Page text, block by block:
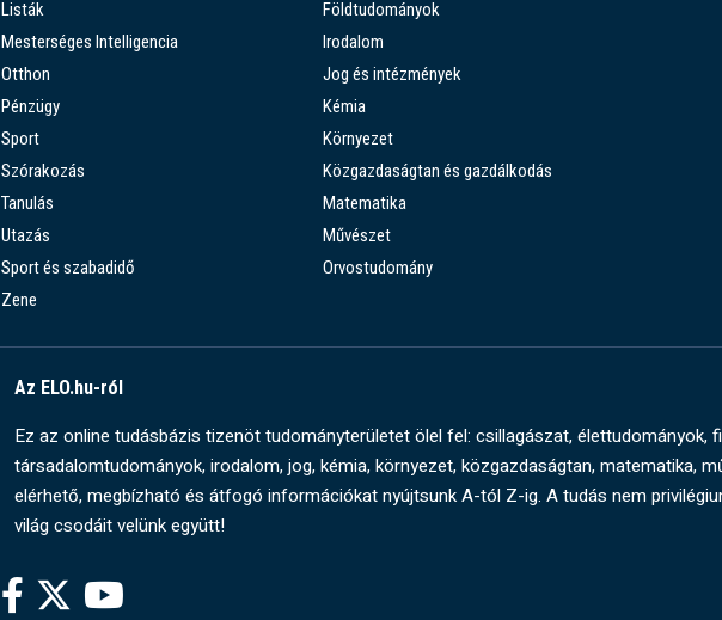
Listák
Mesterséges Intelligencia
Otthon
Pénzügy
Sport
Szórakozás
Tanulás
Utazás
Sport és szabadidő
Zene
Földtudományok
Irodalom
Jog és intézmények
Kémia
Környezet
Közgazdaságtan és gazdálkodás
Matematika
Művészet
Orvostudomány
Az ELO.hu-ról
Ez az online tudásbázis tizenöt tudományterületet ölel fel: csillagászat,
társadalomtudományok, irodalom, jog, kémia, környezet, közgazdaságtan, matematika,
elérhető, megbízható és átfogó információkat nyújtsunk A-tól Z-ig. A tudás nem
világ csodáit velünk együtt!